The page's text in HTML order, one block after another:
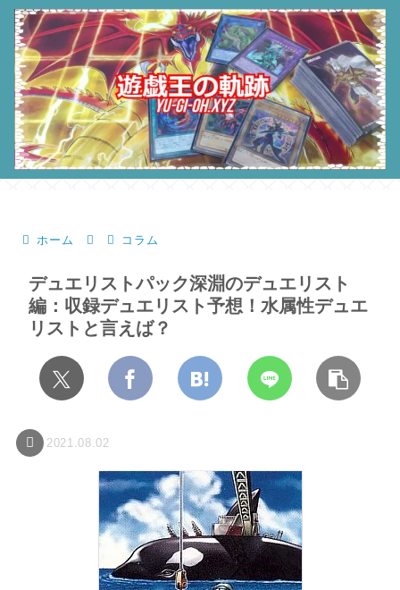
ホーム コラム
デュエリストパック深淵のデュエリスト
編：収録デュエリスト予想！水属性デュエ
リストと言えば？
2021.08.02